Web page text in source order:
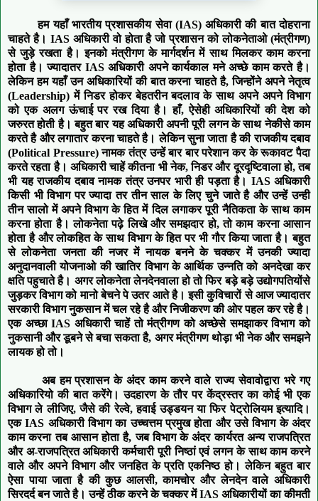
हम यहाँ भारतीय प्रशासकीय सेवा (IAS) अधिकारी की बात दोहराना
चाहते है। IAS अधिकारी वो होता है जो प्रशासन को लोकनेताओ (मंत्रीगण)
से जुड़े रखता है। इनको मंत्रीगण के मार्गदर्शन में साथ मिलकर काम करना
होता है। ज्यादातर IAS अधिकारी अपने कार्यकाल मने अच्छे काम करते है।
लेकिन हम यहाँ उन अधिकारियों की बात करना चाहते है, जिन्होंने अपने नेतृत्व
(Leadership) में निडर होकर बेहतरीन बदलाव के साथ अपने अपने विभाग
को एक अलग ऊंचाई पर रख दिया है। हाँ, ऐसेही अधिकारियों की देश को
जरुरत होती है। बहुत बार यह अधिकारी अपनी पूरी लगन के साथ नेकीसे काम
करते है और लगातार करना चाहते है। लेकिन सुना जाता है की राजकीय दबाव
(Political Pressure) नामक तंत्र उन्हें बार बार परेशान कर के रूकावट पैदा
करते रहता है। अधिकारी चाहें कीतना भी नेक, निडर और दूरदृष्टिवाला हो, तब
भी यह राजकीय दबाव नामक तंत्र उनपर भारी ही पड़ता है। IAS अधिकारी
किसी भी विभाग पर ज्यादा तर तीन साल के लिए चुने जाते है और उन्हें उन्ही
तीन सालो में अपने विभाग के हित में दिल लगाकर पूरी नैतिकता के साथ काम
करना होता है। लोकनेता पढ़े लिखे और समझदार हो, तो काम करना आसान
होता है और लोकहित के साथ विभाग के हित पर भी गौर किया जाता है। बहुत
से लोकनेता जनता की नजर में नायक बनने के चक्कर में उनकी ज्यादा
अनुदानवाली योजनाओ की खातिर विभाग के आर्थिक उन्नति को अनदेखा कर
क्षति पहुचाते है। अगर लोकनेता लेनदेनवाला हो तो फिर बड़े बड़े उद्योगपतियोंसे
जुड़कर विभाग को मानो बेचने पे उतर आते है। इसी कुविचारों से आज ज्यादातर
सरकारी विभाग नुकसान में चल रहे है और निजीकरण की ओर पहल कर रहे है।
एक अच्छा IAS अधिकारी चाहें तो मंत्रीगण को अच्छेसे समझाकर विभाग को
नुकसानी और डूबने से बचा सकता है, अगर मंत्रीगण थोड़ा भी नेक और समझने
लायक हो तो।
अब हम प्रशासन के अंदर काम करने वाले राज्य सेवावोद्वारा भरे गए
अधिकारियो की बात करेंगे। उदहारण के तौर पर केंद्रस्तर का कोई भी एक
विभाग ले लीजिए, जैसे की रेल्वे, हवाई उड्डयन या फिर पेट्रोलियम इत्यादि।
एक IAS अधिकारी विभाग का उच्चत्तम प्रमुख होता और उसे विभाग के अंदर
काम करना तब आसान होता है, जब विभाग के अंदर कार्यरत अन्य राजपत्रित
और अ-राजपत्रित अधिकारी कर्मचारी पूरी निष्ठां एवं लगन के साथ काम करने
वाले और अपने विभाग और जनहित के प्रति एकनिष्ठ हो। लेकिन बहुत बार
ऐसा पाया जाता है की कुछ आलसी, कामचोर और लेनदेन वाले अधिकारी
सिरदर्द बन जाते है। उन्हें ठीक करने के चक्कर में IAS अधिकारीयों का कीमती